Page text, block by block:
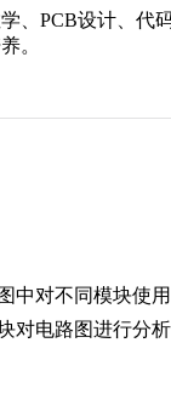
、PCB设计、代
。
中对不同模块使
对电路图进行分